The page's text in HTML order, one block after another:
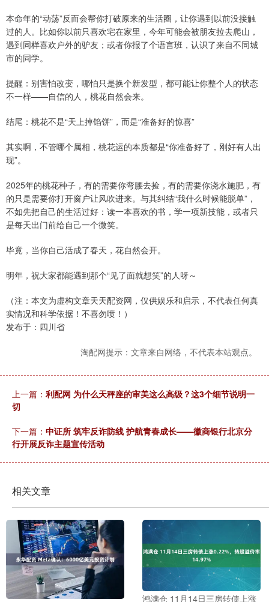
本命年的“动荡”反而会帮你打破原来的生活圈，让你遇到以前没接触
过的人。比如你以前只喜欢宅在家里，今年可能会被朋友拉去爬山，
遇到同样喜欢户外的驴友；或者你报了个语言班，认识了来自不同城
市的同学。
提醒：别害怕改变，哪怕只是换个新发型，都可能让你整个人的状态
不一样——自信的人，桃花自然会来。
结尾：桃花不是“天上掉馅饼”，而是“准备好的惊喜”
其实啊，不管哪个属相，桃花运的本质都是“你准备好了，刚好有人出
现”。
2025年的桃花种子，有的需要你弯腰去捡，有的需要你浇水施肥，有
的只是需要你打开窗户让风吹进来。与其纠结“我什么时候能脱单”，
不如先把自己的生活过好：读一本喜欢的书，学一项新技能，或者只
是每天出门前给自己一个微笑。
毕竟，当你自己活成了春天，花自然会开。
明年，祝大家都能遇到那个“见了面就想笑”的人呀～
（注：本文为虚构文章天天配资网，仅供娱乐和启示，不代表任何真
实情况和科学依据！不喜勿喷！）
发布于：四川省
淘配网提示：文章来自网络，不代表本站观点。
上一篇： 利配网 为什么天秤座的审美这么高级？这3个细节说明一
切
下一篇： 中证所 筑牢反诈防线 护航青春成长——徽商银行北京分
行开展反诈主题宣传活动
相关文章
鸿满仓 11月14日三房转债上涨